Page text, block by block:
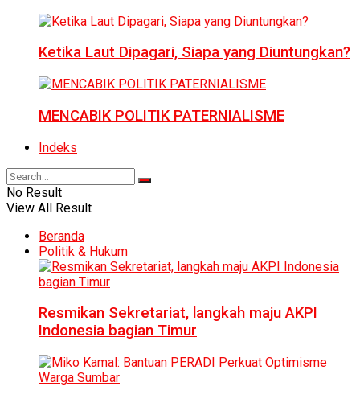
Ketika Laut Dipagari, Siapa yang Diuntungkan?
MENCABIK POLITIK PATERNIALISME
Indeks
No Result
View All Result
Beranda
Politik & Hukum
Resmikan Sekretariat, langkah maju AKPI
Indonesia bagian Timur